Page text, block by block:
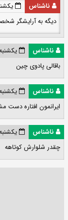
ناشناس
یکشنبه ۲۷ اردیبهشت
دیگه به آرایشگر
ناشناس
یکشنبه ۲۷ اردیبهشت ۱۴۰۵
باقالی پادوی چین
ناشناس
یکشنبه ۲۷ اردیبهشت ۱۴۰۵
ایرانمون افتاره
ناشناس
یکشنبه ۲۷ اردیبهشت ۱۴۰۵
چقدر شلوارش کوتاهه